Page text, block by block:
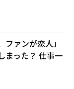
ファンが恋人」
まった？ 仕事一